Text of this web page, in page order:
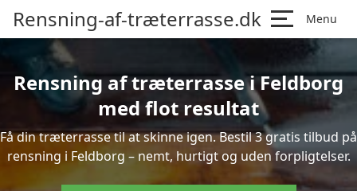
Rensning-af-træterrasse.dk Menu
Rensning af træterrasse i Feldborg
med flot resultat
Få din træterrasse til at skinne igen. Bestil 3 gratis tilbud på
rensning i Feldborg – nemt, hurtigt og uden forpligtelser.